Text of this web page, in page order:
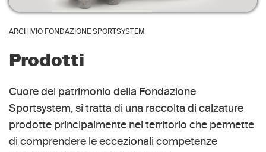
ARCHIVIO FONDAZIONE SPORTSYSTEM
Prodotti
Cuore del patrimonio della Fondazione
Sportsystem, si tratta di una raccolta di calzature
prodotte principalmente nel territorio che permette
di comprendere le eccezionali competenze